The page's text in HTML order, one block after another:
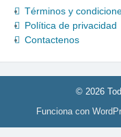
Términos y
Política de privacidad
Contactenos
© 2026
Funciona con